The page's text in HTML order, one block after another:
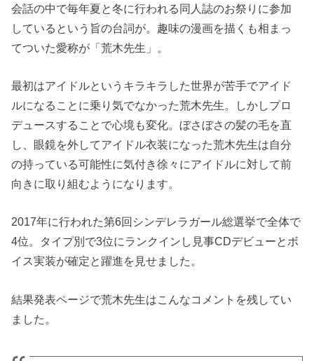
会話の中で毎年夏と冬に行われる同人誌のお祭りに参加
しているという旨の台詞が。趣味の漫画を描くも相まっ
てついた愛称が「荒木先生」。
最初はアイドルというキラキラした世界が苦手でアイド
ルになることに乗り気でなかった荒木先生。しかしプロ
デュースすることで心境も変化。ぼさぼさの髪の毛を直
し、眼鏡を外してアイドル衣装になった荒木先生は自分
の持っている可能性に気付き徐々にアイドルに対して前
向きに取り組むようになります。
2017年に行われた第6回シンデレラガール総選挙で全体で
4位。タイプ別で3位にランクインし見事CDデビューとボ
イス実装が確定と躍進を見せました。
結果発表ページで荒木先生はこんなコメントを残してい
ました。